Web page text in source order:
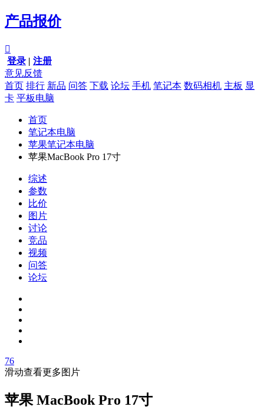
产品报价

登录 | 注册
意见反馈
首页 排行 新品 问答 下载 论坛 手机 笔记本 数码相机 主板 显
卡 平板电脑
首页
笔记本电脑
苹果笔记本电脑
苹果MacBook Pro 17寸
综述
参数
比价
图片
讨论
竞品
视频
问答
论坛
76
滑动查看更多图片
苹果 MacBook Pro 17寸